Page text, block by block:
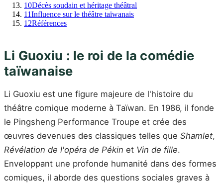
10Décès soudain et héritage théâtral
11Influence sur le théâtre taïwanais
12Références
Li Guoxiu : le roi de la comédie
taïwanaise
Li Guoxiu est une figure majeure de l'histoire du
théâtre comique moderne à Taïwan. En 1986, il fonde
le Pingsheng Performance Troupe et crée des
œuvres devenues des classiques telles que Shamlet,
Révélation de l'opéra de Pékin et Vin de fille.
Enveloppant une profonde humanité dans des formes
comiques, il aborde des questions sociales graves à